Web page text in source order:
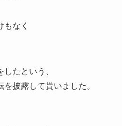
もなく
たという、
披露して貰いました。